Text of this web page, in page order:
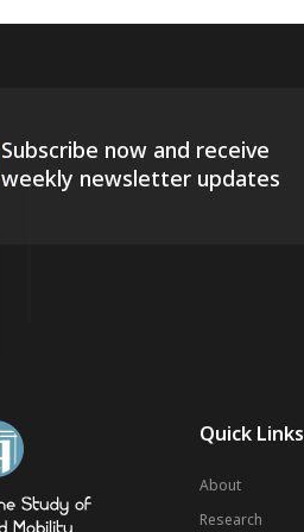
Subscribe now and receive
weekly newsletter updates
Quick Links
About
Research